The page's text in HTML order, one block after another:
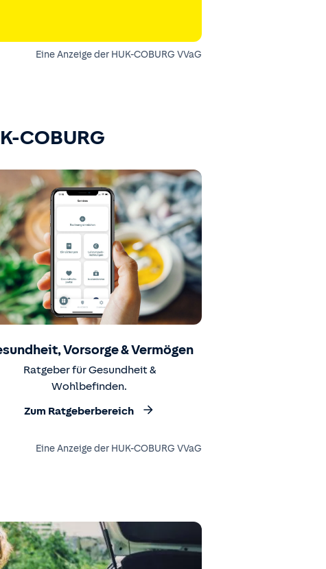
Eine Anzeige der HUK-COBURG VVaG
COBURG
Vorsorge & Vermögen
Ratgeber für Gesundheit &
Wohlbefinden.
Zum Ratgeberbereich
Eine Anzeige der HUK-COBURG VVaG